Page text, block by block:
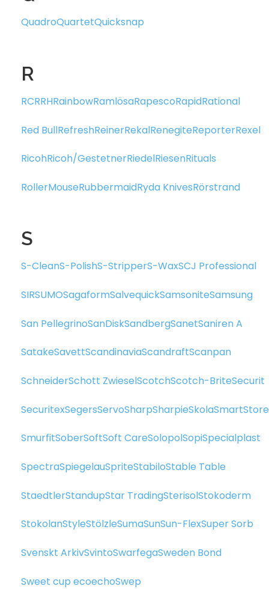
QuadroQuartetQuicksnap
R
RCRRHRainbowRamlösaRapescoRapidRational
Red BullRefreshReinerRekalRenegiteReporterRexel
RicohRicoh/GestetnerRiedelRiesenRituals
RollerMouseRubbermaidRyda KnivesRörstrand
S
S-CleanS-PolishS-StripperS-WaxSCJ Professional
SIRSUMOSagaformSalvequickSamsoniteSamsung
San PellegrinoSanDiskSandbergSanetSaniren A
SatakeSavettScandinaviaScandraftScanpan
SchneiderSchott ZwieselScotchScotch-BriteSecurit
SecuritexSegersServoSharpSharpieSkolaSmartStore
SmurfitSoberSoftSoft CareSolopolSopiSpecialplast
SpectraSpiegelauSpriteStabiloStable Table
StaedtlerStandupStar TradingSterisolStokoderm
StokolanStyleStölzleSumaSunSun-FlexSuper Sorb
Svenskt ArkivSvintoSwarfegaSweden Bond
Sweet cup ecoechoSwep